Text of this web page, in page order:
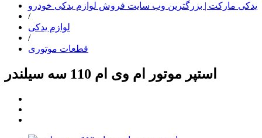
یدکی مارکت | بزرگترین وب سایت فروش لوازم یدکی خودرو
/
لوازم یدکی
/
قطعات موتوری
استپر موتور ام وی ام 110 سه سیلندر